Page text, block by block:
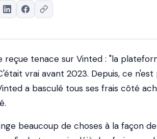
reçue tenace sur Vinted : "la
vrai avant 2023. Depuis, ce
a basculé tous ses frais côté
beaucoup de choses à la façon